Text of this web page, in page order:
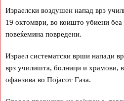
Израелски воздушен напад врз
19 октомври, во коишто убиени беа
повеќемина повредени.
Израел систематски врши напади
врз училишта, болници и храмови,
офанзива во Појасот Газа.